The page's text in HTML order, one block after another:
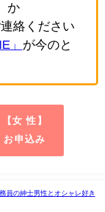
か
絡ください
」 が今のと
【女 性】
お申込み
員の紳士男性とオシャレ好き